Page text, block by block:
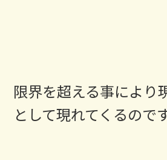
限界を超える事により
として現れてくるのです